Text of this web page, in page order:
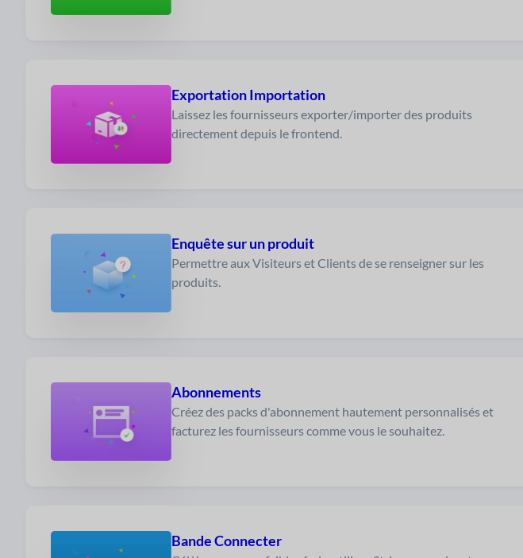
Exportation Importation
Laissez les fournisseurs exporter/importer des produits
directement depuis le frontend.
Enquête sur un produit
Permettre aux Visiteurs et Clients de se renseigner sur les
produits.
Abonnements
Créez des packs d'abonnement hautement personnalisés et
facturez les fournisseurs comme vous le souhaitez.
Bande Connecter